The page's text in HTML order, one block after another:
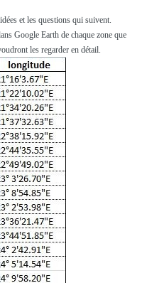
et les questions qui suivent.
Google Earth de chaque zone que
les regarder en détail.